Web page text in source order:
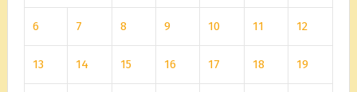
6 7 8 9 10 11 12
13 14 15 16 17 18 19